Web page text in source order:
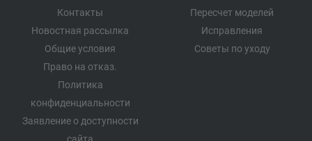
Контакты
Новостная рассылка
Общие условия
Право на отказ.
Политика
конфиденциальности
Заявление о доступности
сайта
Пересчет моделей
Исправления
Советы по уходу